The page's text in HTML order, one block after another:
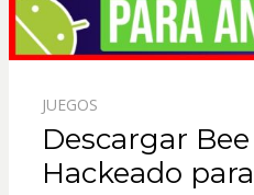
JUEGOS
Descargar
Hackeado